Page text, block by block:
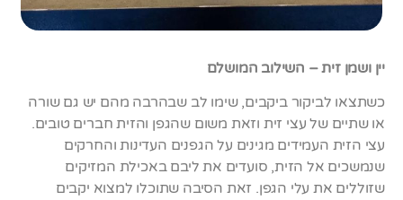
יין ושמן זית – השילוב המושלם
כשתצאו לביקור ביקבים, שימו לב שבהרבה מהם יש גם שורה
או שתיים של עצי זית וזאת משום שהגפן והזית חברים טובים.
עצי הזית העמידים מגינים על הגפנים העדינות והחרקים
שנמשכים אל הזית, סועדים את ליבם באכילת המזיקים
שזוללים את עלי הגפן. זאת הסיבה שתוכלו למצוא יקבים